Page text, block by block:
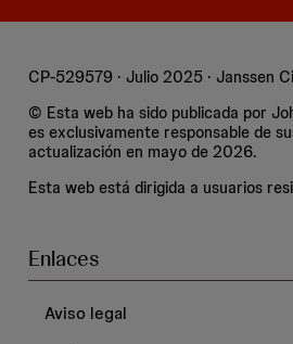
CP-529579 · Julio 2025 · Janssen
© Esta web ha sido publicada por
es exclusivamente responsable de
actualización en mayo de 2026.
Esta web está dirigida a usuarios
Enlaces
Aviso legal